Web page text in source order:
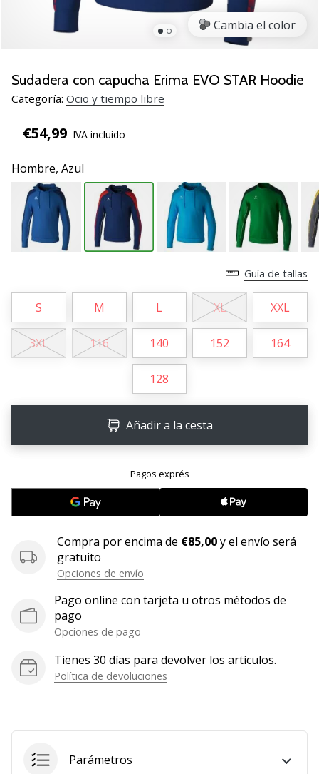
voleibol
Navidad
jugadores
voleibol:
consejos
ayudarán
a
elegir
el
Encuentra…
11. 8. 2022
•
Weplayvolleyball!
¿Te
consideras
jugón?
queremos
en
nuestro
equipo!
Mostrar
todos
Cambia el color
Sudadera con capucha Erima EVO STAR Hoodie
Categoría: Ocio y tiempo libre
€54,99 IVA incluido
Hombre, Azul
Guía de tallas
S M L XL XXL
3XL 116 140 152 164
128
Añadir a la cesta
Compra por encima de €85,00y el envío será
gratuito
Opciones de envío
Pago online con tarjeta u otros métodos de
pago
Opciones de pago
Tienes 30 días para devolver los artículos.
Política de devoluciones
Parámetros